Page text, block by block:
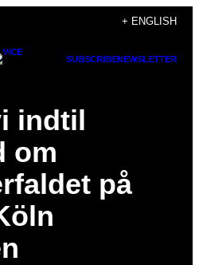
+ ENGLISH
SUBSCRIBENEWSLETTER
indtil
om
på